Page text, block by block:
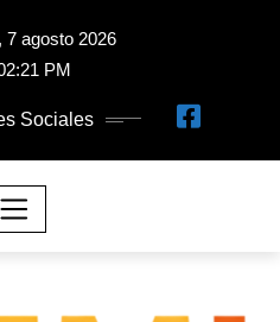
7 agosto 2026
PM
Sociales